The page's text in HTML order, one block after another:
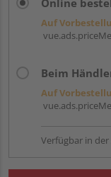
Auf
Beim
Auf
Verfügbar in